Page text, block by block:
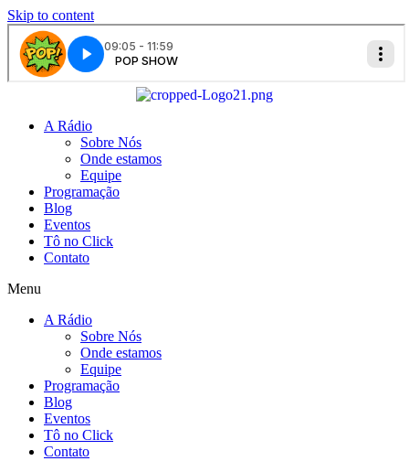
Skip to content
A Rádio
Sobre Nós
Onde estamos
Equipe
Programação
Blog
Eventos
Tô no Click
Contato
Menu
A Rádio
Sobre Nós
Onde estamos
Equipe
Programação
Blog
Eventos
Tô no Click
Contato